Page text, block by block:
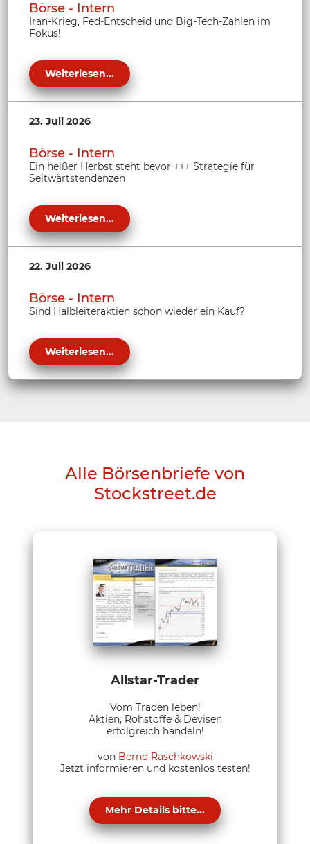
Börse - Intern
Iran-Krieg, Fed-Entscheid und Big-Tech-Zahlen im
Fokus!
Weiterlesen...
23. Juli 2026
Börse - Intern
Ein heißer Herbst steht bevor +++ Strategie für
Seitwärtstendenzen
Weiterlesen...
22. Juli 2026
Börse - Intern
Sind Halbleiteraktien schon wieder ein Kauf?
Weiterlesen...
Alle Börsenbriefe von
Stockstreet.de
Allstar-Trader
Vom Traden leben!
Aktien, Rohstoffe & Devisen
erfolgreich handeln!
von Bernd Raschkowski
Jetzt informieren und kostenlos testen!
Mehr Details bitte...